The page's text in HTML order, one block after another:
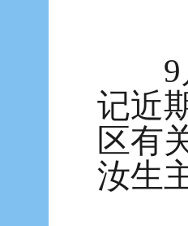
9月
记近
区有
汝生